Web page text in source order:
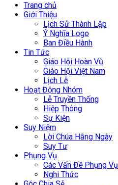
Trang chủ
Giới Thiệu
Lịch Sử Thành Lập
Ý Nghĩa Logo
Ban Điều Hành
Tin Tức
Giáo Hội Hoàn Vũ
Giáo Hội Việt Nam
Lịch Lễ
Hoạt Động Nhóm
Lễ Truyền Thống
Hiệp Thông
Sự Kiện
Suy Niệm
Lời Chúa Hằng Ngày
Suy Tư
Phụng Vụ
Các Vấn Đề Phụng Vụ
Nghi Thức